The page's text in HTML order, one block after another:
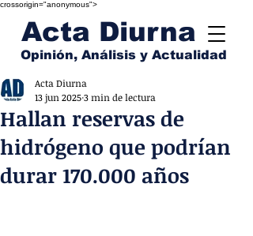
crossorigin="anonymous">
Acta Diurna
Opinión, Análisis y Actualidad
Hallan reservas de
hidrógeno que podrían
durar 170.000 años
Acta Diurna
13 jun 20253 min de lectura